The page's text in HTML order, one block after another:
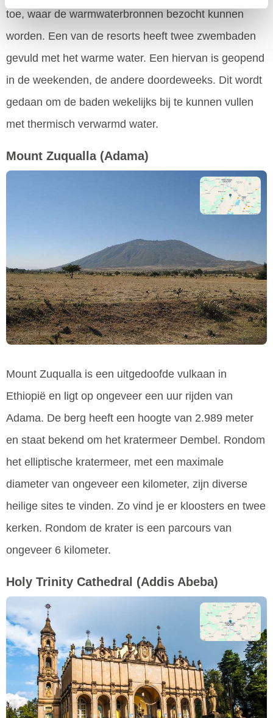
toe, waar de warmwaterbronnen bezocht kunnen
worden. Een van de resorts heeft twee zwembaden
gevuld met het warme water. Een hiervan is geopend
in de weekenden, de andere doordeweeks. Dit wordt
gedaan om de baden wekelijks bij te kunnen vullen
met thermisch verwarmd water.
Mount Zuqualla (Adama)
Mount Zuqualla is een uitgedoofde vulkaan in
Ethiopië en ligt op ongeveer een uur rijden van
Adama. De berg heeft een hoogte van 2.989 meter
en staat bekend om het kratermeer Dembel. Rondom
het elliptische kratermeer, met een maximale
diameter van ongeveer een kilometer, zijn diverse
heilige sites te vinden. Zo vind je er kloosters en twee
kerken. Rondom de krater is een parcours van
ongeveer 6 kilometer.
Holy Trinity Cathedral (Addis Abeba)